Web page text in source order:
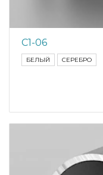
С1-06
БЕЛЫЙ СЕРЕБРО